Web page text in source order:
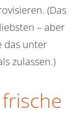
(Das
– aber
das unter
zulassen.)